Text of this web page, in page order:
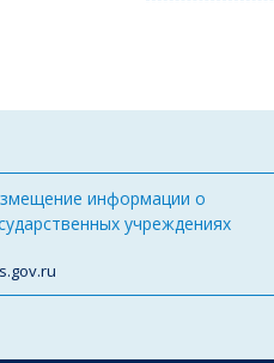
информации о
учреждениях